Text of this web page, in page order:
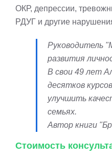
ОКР, депрессии,
РДУГ и другие
Руководитель
развития
В свои 49 лет
десятков
улучшить
семьях.
Автор книги
Стоимость